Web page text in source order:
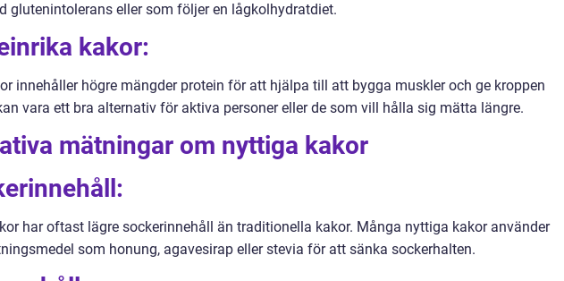
glutenintolerans eller som följer en lågkolhydratdiet.
kakor:
innehåller högre mängder protein för att hjälpa till att bygga muskler och ge kroppen
vara ett bra alternativ för aktiva personer eller de som vill hålla sig mätta längre.
mätningar om nyttiga kakor
har oftast lägre sockerinnehåll än traditionella kakor. Många nyttiga kakor använder
som honung, agavesirap eller stevia för att sänka sockerhalten.